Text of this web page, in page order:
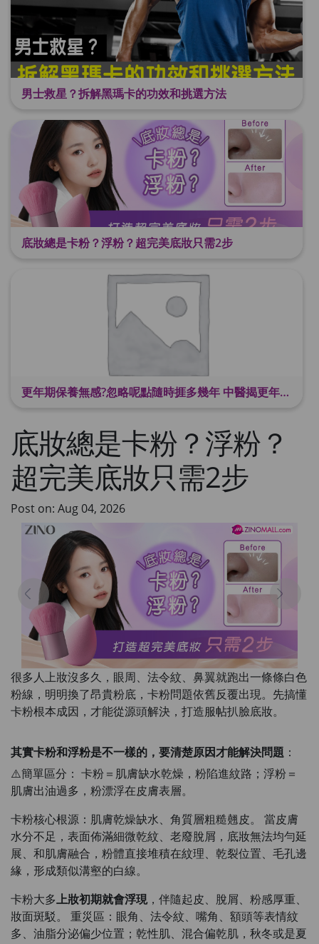
男士救星？拆解黑瑪卡的功效和挑選方法
底妝總是卡粉？浮粉？超完美底妝只需2步
更年期保養無感?忽略呢點隨時捱多幾年 中醫揭更年保養關鍵 輕鬆舒適渡過更年期
底妝總是卡粉？浮粉？
超完美底妝只需2步
Post on: Aug 04, 2026
很多人上妝沒多久，眼周、法令紋、鼻翼就跑出一條條白色
粉線，明明換了昂貴粉底，卡粉問題依舊反覆出現。先搞懂
卡粉根本成因，才能從源頭解決，打造服帖扒臉底妝。
其實卡粉和浮粉是不一樣的，要清楚原因才能解決問題 ：
⚠️簡單區分： 卡粉＝肌膚缺水乾燥，粉陷進紋路；浮粉＝
肌膚出油過多，粉漂浮在皮膚表層。
卡粉核心根源：肌膚乾燥缺水、角質層粗糙翹皮。 當皮膚
水分不足，表面佈滿細微乾紋、老廢脫屑，底妝無法均勻延
展、和肌膚融合，粉體直接堆積在紋理、乾裂位置、毛孔邊
緣，形成類似溝壑的白線。
卡粉大多上妝初期就會浮現，伴隨起皮、脫屑、粉感厚重、
妝面斑駁。 重災區：眼角、法令紋、嘴角、額頭等表情紋
多、油脂分泌偏少位置；乾性肌、混合偏乾肌，秋冬或是夏